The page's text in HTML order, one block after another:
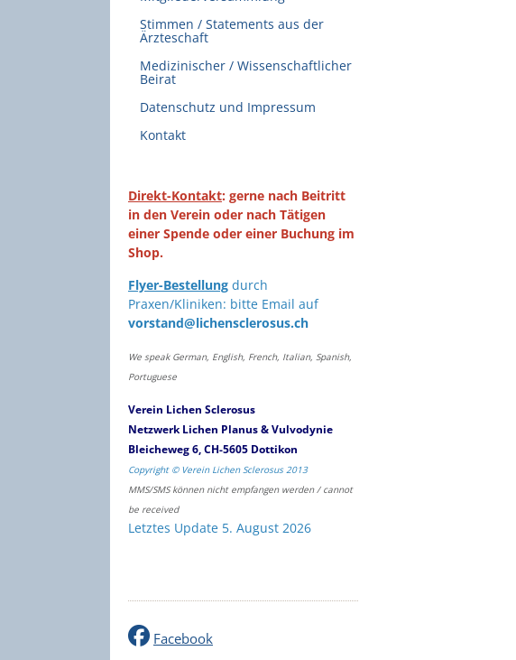
Stimmen / Statements aus der
Ärzteschaft
Medizinischer / Wissenschaftlicher
Beirat
Datenschutz und Impressum
Kontakt
Direkt-Kontakt: gerne nach Beitritt
in den Verein oder nach Tätigen
einer Spende oder einer Buchung im
Shop.
Flyer-Bestellung durch
Praxen/Kliniken: bitte Email auf
vorstand@lichensclerosus.ch
We speak German, English, French, Italian, Spanish,
Portuguese
Verein Lichen Sclerosus
Netzwerk Lichen Planus & Vulvodynie
Bleicheweg 6, CH-5605 Dottikon
Copyright © Verein Lichen Sclerosus 2013
MMS/SMS können nicht empfangen werden / cannot
be received
Letztes Update 5. August 2026
Facebook